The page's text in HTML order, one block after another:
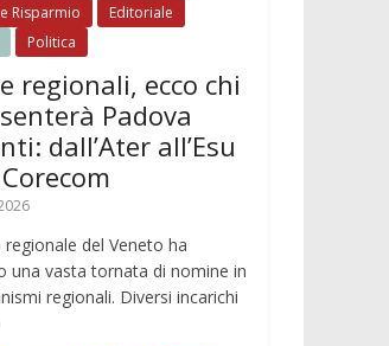
Risparmio
Editoriale
Politica
regionali, ecco chi
Padova
dall’Ater all’Esu
regionale del Veneto ha
una vasta tornata di nomine in
regionali. Diversi incarichi